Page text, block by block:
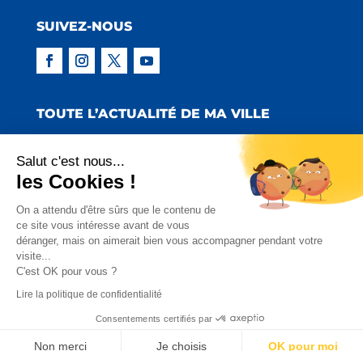
SUIVEZ-NOUS
TOUTE L’ACTUALITÉ DE MA VILLE
Copyright © 2022 Mairie de Claira | Réalisation
:Emmaluc Communication
Mentions Légales
Charte Facebook
Salut c'est nous...
les Cookies !
On a attendu d'être sûrs que le contenu de
ce site vous intéresse avant de vous
déranger, mais on aimerait bien vous accompagner pendant votre
visite...
C'est OK pour vous ?
Lire la politique de confidentialité
Consentements certifiés par
Non merci Je choisis OK pour moi